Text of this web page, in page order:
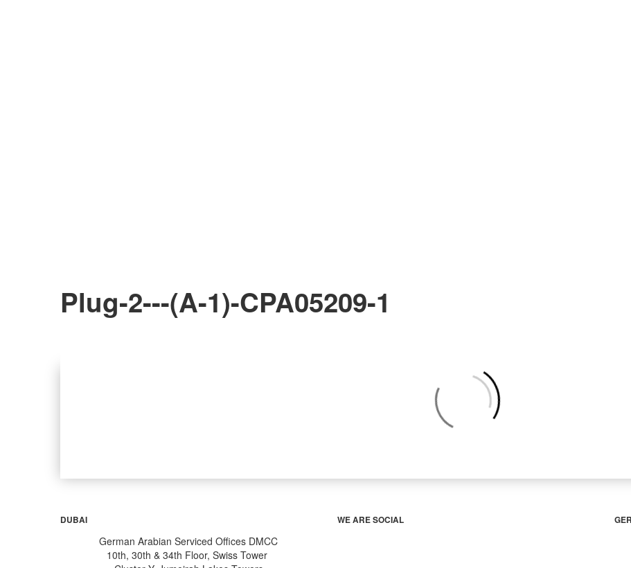
Plug-2---(A-1)-CPA05209-1
DUBAI
German Arabian Serviced Offices DMCC
10th, 30th & 34th Floor, Swiss Tower
WE ARE SOCIAL